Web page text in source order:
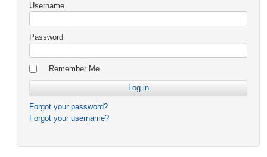
Username
Password
Remember Me
Forgot your password?
Forgot your username?